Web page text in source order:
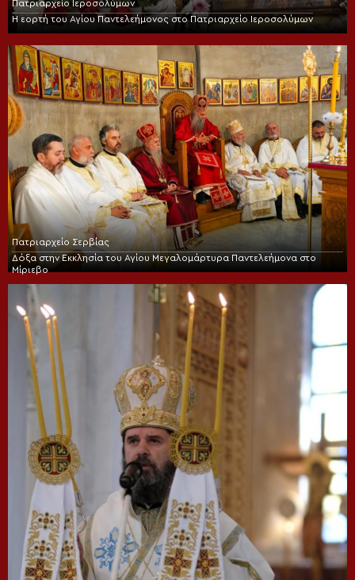
Πατριαρχείο Ιεροσολύμων
Η εορτή του Αγίου Παντελεήμονος στο Πατριαρχείο Ιεροσολύμων
Πατριαρχείο Σερβίας
Δόξα στην Εκκλησία του Αγίου Μεγαλομάρτυρα Παντελεήμονα στο
Μίριεβο